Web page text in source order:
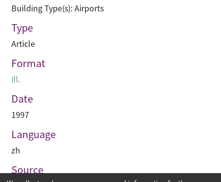
Building Type(s): Airports
Type
Article
Format
ill.
Date
1997
Language
zh
Source